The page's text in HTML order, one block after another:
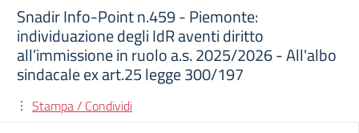
Snadir Info-Point n.459 - Piemonte:
individuazione degli IdR aventi diritto
all’immissione in ruolo a.s. 2025/2026 - All'albo
sindacale ex art.25 legge 300/197
Stampa / Condividi